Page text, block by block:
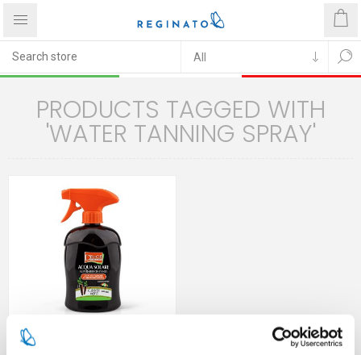
PRODUCTS TAGGED WITH
'WATER TANNING SPRAY'